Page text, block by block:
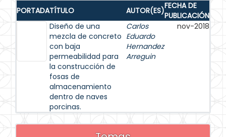
PORTADATÍTULO AUTOR(ES)FECHA DE
PUBLICACIÓN
Diseño de una
mezcla de concreto
con baja
permeabilidad para
la construcción de
fosas de
almacenamiento
dentro de naves
porcinas.
Carlos
Eduardo
Hernandez
Arreguin
nov-2018